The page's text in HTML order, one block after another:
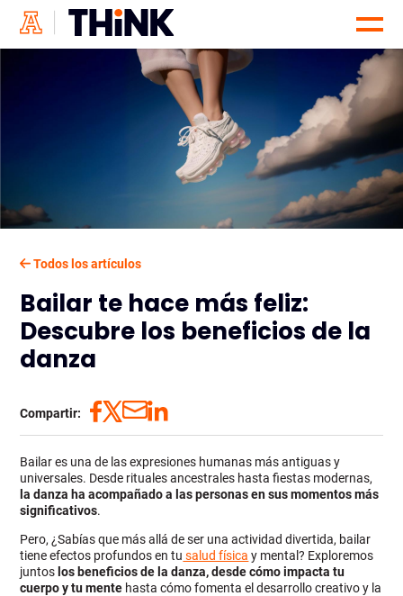
Todos los artículos
Bailar te hace más feliz:
Descubre los beneficios de la
danza
Compartir:
Bailar es una de las expresiones humanas más antiguas y
universales. Desde rituales ancestrales hasta fiestas modernas,
la danza ha acompañado a las personas en sus momentos más
significativos.
Pero, ¿Sabías que más allá de ser una actividad divertida, bailar
tiene efectos profundos en tu salud física y mental? Exploremos
juntos los beneficios de la danza, desde cómo impacta tu
cuerpo y tu mente hasta cómo fomenta el desarrollo creativo y la